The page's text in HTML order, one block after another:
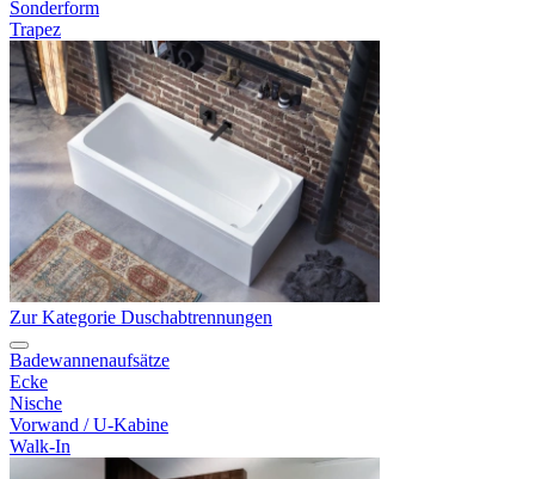
Sonderform
Trapez
Zur Kategorie Duschabtrennungen
Badewannenaufsätze
Ecke
Nische
Vorwand / U-Kabine
Walk-In